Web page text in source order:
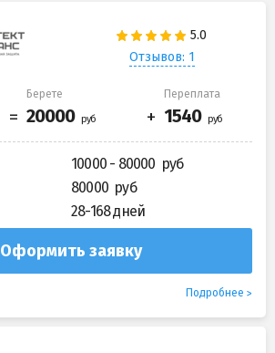
Отзывов: 1
Берете Переплата
10000 - 80000
80000
28-168 дней
Оформить заявку
Подробнее